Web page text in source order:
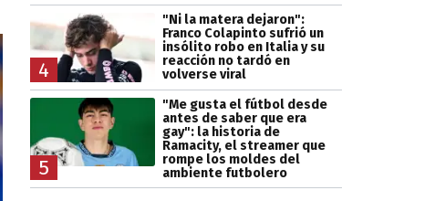
4
"Ni la matera dejaron":
Franco Colapinto sufrió un
insólito robo en Italia y su
reacción no tardó en
volverse viral
5
"Me gusta el fútbol desde
antes de saber que era
gay": la historia de
Ramacity, el streamer que
rompe los moldes del
ambiente futbolero